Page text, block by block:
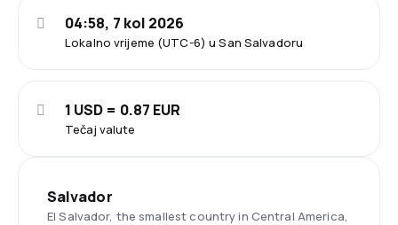
Lokalno vrijeme (UTC-6) u San Salvadoru
04:58, 7 kol 2026
Tečaj valute
1 USD = 0.87 EUR
Salvador
El Salvador, the smallest country in Central America,